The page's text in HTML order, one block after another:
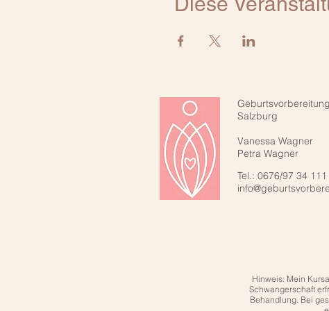
Geburtsvorbereitung
Salzburg
Vanessa Wagner
Petra Wagner
Tel.: 0676/97 34 111
Hinweis: Mein
Schwangerschaft
Behandlung. Bei